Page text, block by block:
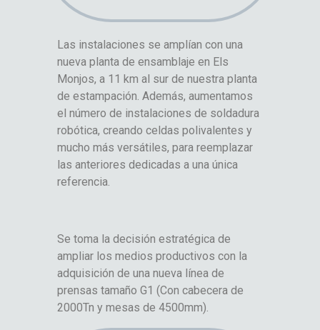
Las instalaciones se amplían con una
nueva planta de ensamblaje en Els
Monjos, a 11 km al sur de nuestra planta
de estampación. Además, aumentamos
el número de instalaciones de soldadura
robótica, creando celdas polivalentes y
mucho más versátiles, para reemplazar
las anteriores dedicadas a una única
referencia.
Se toma la decisión estratégica de
ampliar los medios productivos con la
adquisición de una nueva línea de
prensas tamaño G1 (Con cabecera de
2000Tn y mesas de 4500mm).